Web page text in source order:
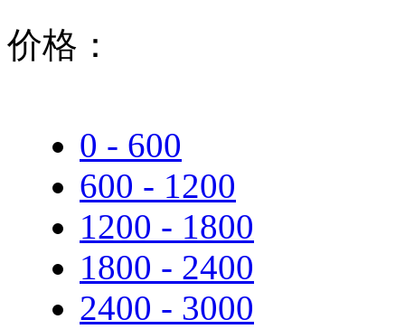
华为
索尼
云广
山特
科密
价格：
0 - 600
600 - 1200
1200 - 1800
1800 - 2400
2400 - 3000